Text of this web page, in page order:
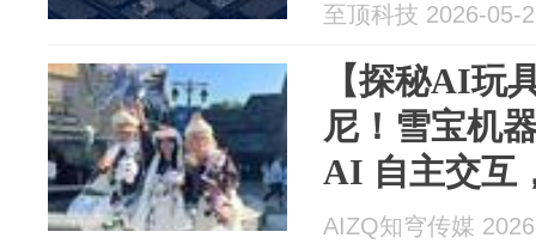
至顶科技 2026-05-
【探秘AI玩
尼！雪宝机
AI 自主交互
流
AIZQ知穹传媒